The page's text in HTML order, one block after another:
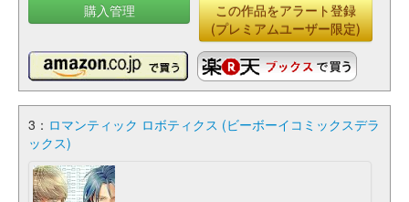
購入管理
この作品をアラート登録
(プレミアムユーザー限定)
3： ロマンティック ロボティクス (ビーボーイコミックスデラ
ックス)